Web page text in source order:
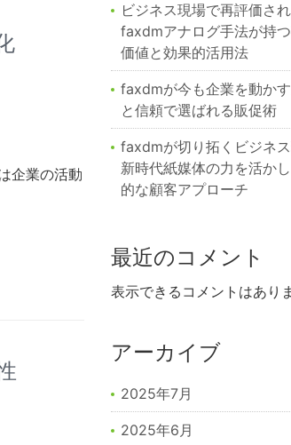
企業の活動
ビジネス現場で再評価さ
faxdmアナログ手法が持
価値と効果的活用法
faxdmが今も企業を動か
と信頼で選ばれる販促術
faxdmが切り拓くビジネ
新時代紙媒体の力を活か
的な顧客アプローチ
最近のコメント
表示できるコメントはあり
アーカイブ
2025年7月
2025年6月